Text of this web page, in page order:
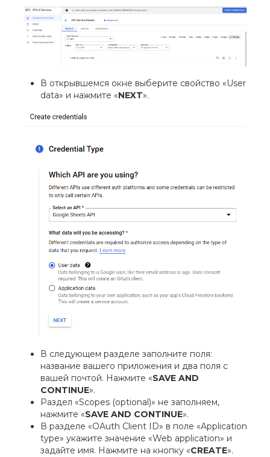
В открывшемся окне выберите свойство «User
data» и нажмите «NEXT».
В следующем разделе заполните поля:
название вашего приложения и два поля с
вашей почтой. Нажмите «SAVE AND
CONTINUE».
Раздел «Scopes (optional)» не заполняем,
нажмите «SAVE AND CONTINUE».
В разделе «OAuth Client ID» в поле «Application
type» укажите значение «Web application» и
задайте имя. Нажмите на кнопку «CREATE».